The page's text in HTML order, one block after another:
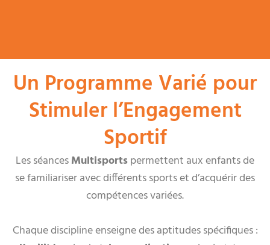
Un Programme Varié pour
Stimuler l’Engagement
Sportif
Les séancesMultisportspermettent aux enfants de
se familiariser avec différents sports et d’acquérir des
compétences variées.
Chaque discipline enseigne des aptitudes spécifiques :